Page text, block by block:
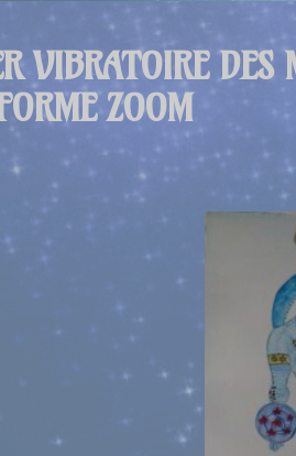
VIBRATOIRE DES
ZOOM